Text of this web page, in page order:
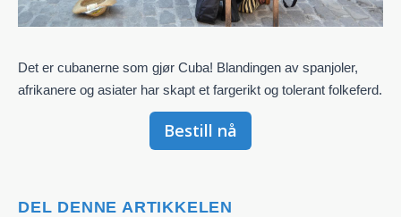
Det er cubanerne som gjør Cuba! Blandingen av spanjoler,
afrikanere og asiater har skapt et fargerikt og tolerant folkeferd.
Bestill nå
DEL DENNE ARTIKKELEN